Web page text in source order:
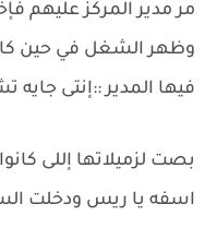
مر مدير المركز عليهم
وظهر الشغل في حين
فيها المدير ::إنتى جايه
بصت لزميلاتها إللى
اسفه يا ريس ودخلت